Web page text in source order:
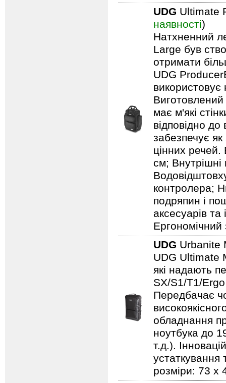
UDG Ultimate
наявності)
Натхненний
Large був
отримати
UDG
має м'які
відповідно
забезпечує
цінних
см;
контролера;
подряпин і
аксесуарів
UDG Urbanite
UDG Ultimate
які надають
SX/S1/T1/
Передбачає
обладнання
ноутбука до
т.д.).
устаткування
розміри: 73 x